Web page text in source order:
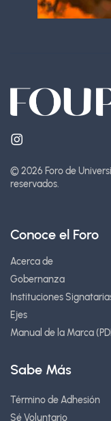
© 2026 Foro de
reservados.
Conoce el Foro
Acerca de
Gobernanza
Instituciones
Ejes
Manual de la Marca
Sabe Más
Término de Adhesión
Sé Voluntario